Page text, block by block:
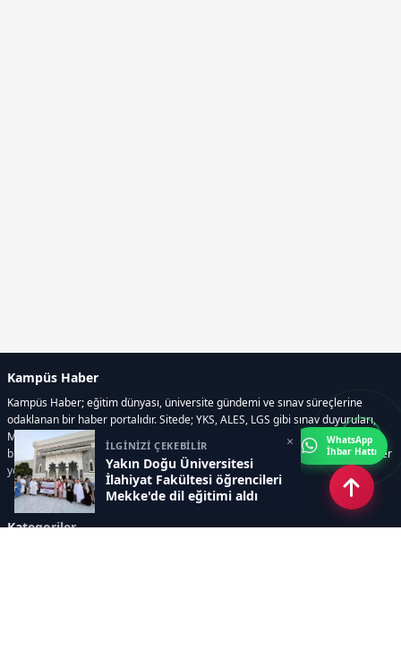
İLGİNİZİ ÇEKEBİLİR
Yakın Doğu Üniversitesi
İlahiyat Fakültesi öğrencileri
Mekke'de dil eğitimi aldı
×
Kampüs Haber
Kampüs Haber; eğitim dünyası, üniversite gündemi ve sınav süreçlerine
odaklanan bir haber portalıdır. Sitede; YKS, ALES, LGS gibi sınav duyuruları,
Milli Eğitim Bakanlığı gelişmeleri, üniversite haberleri, rehberlik içerikleri,
bilim ve teknoloji alanındaki yenilikler ile öğrenci yaşamına dair güncel bilgiler
yer alır.
Kategoriler
WhatsApp
İhbar Hattı